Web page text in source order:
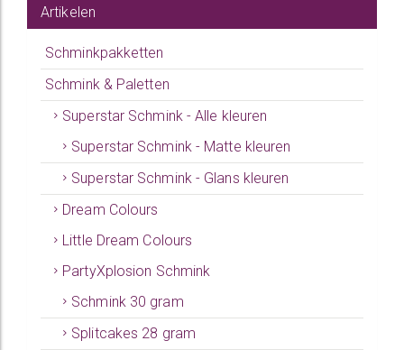
Artikelen
Schminkpakketten
Schmink & Paletten
Superstar Schmink - Alle kleuren
Superstar Schmink - Matte kleuren
Superstar Schmink - Glans kleuren
Dream Colours
Little Dream Colours
PartyXplosion Schmink
Schmink 30 gram
Splitcakes 28 gram